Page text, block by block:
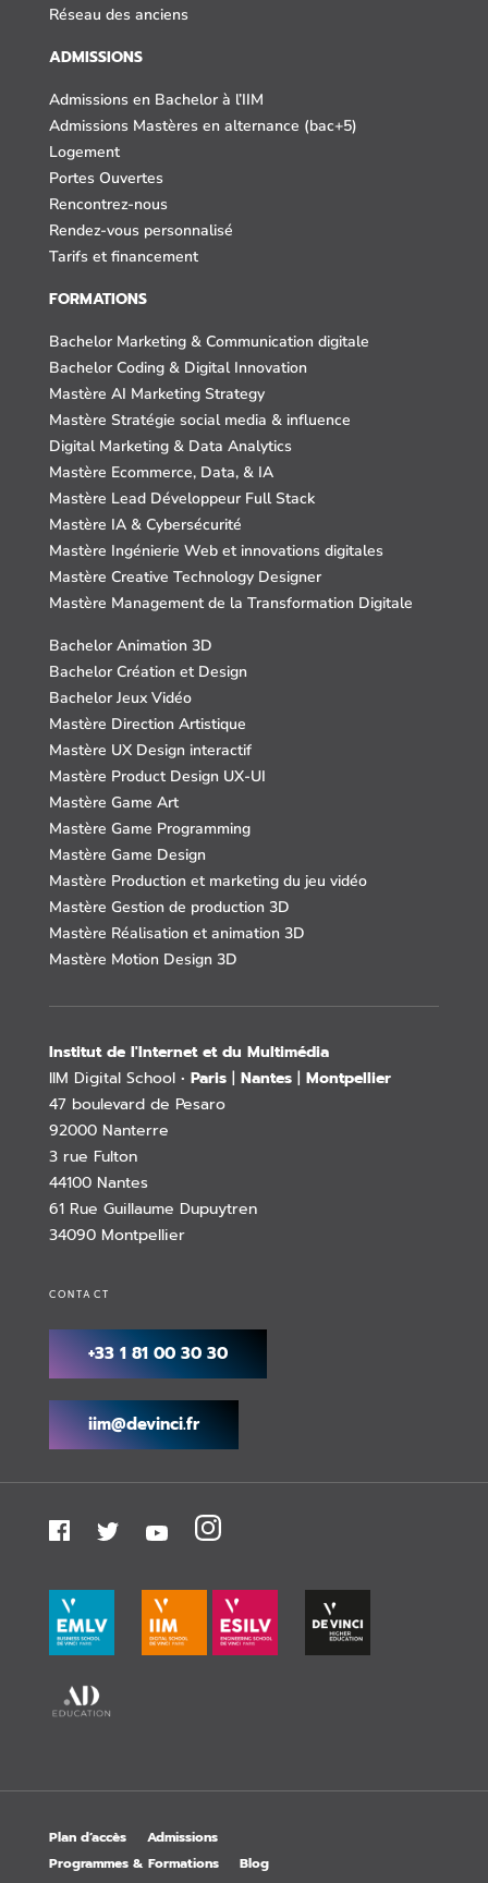
Réseau des anciens
ADMISSIONS
Admissions en Bachelor à l’IIM
Admissions Mastères en alternance (bac+5)
Logement
Portes Ouvertes
Rencontrez-nous
Rendez-vous personnalisé
Tarifs et financement
FORMATIONS
Bachelor Marketing & Communication digitale
Bachelor Coding & Digital Innovation
Mastère AI Marketing Strategy
Mastère Stratégie social media & influence
Digital Marketing & Data Analytics
Mastère Ecommerce, Data, & IA
Mastère Lead Développeur Full Stack
Mastère IA & Cybersécurité
Mastère Ingénierie Web et innovations digitales
Mastère Creative Technology Designer
Mastère Management de la Transformation Digitale
Bachelor Animation 3D
Bachelor Création et Design
Bachelor Jeux Vidéo
Mastère Direction Artistique
Mastère UX Design interactif
Mastère Product Design UX-UI
Mastère Game Art
Mastère Game Programming
Mastère Game Design
Mastère Production et marketing du jeu vidéo
Mastère Gestion de production 3D
Mastère Réalisation et animation 3D
Mastère Motion Design 3D
Institut de l'Internet et du Multimédia
IIM Digital School • Paris | Nantes | Montpellier
47 boulevard de Pesaro
92000 Nanterre
3 rue Fulton
44100 Nantes
61 Rue Guillaume Dupuytren
34090 Montpellier
CONTACT
+33 1 81 00 30 30
iim@devinci.fr
Plan d’accès
Admissions
Programmes & Formations
Blog